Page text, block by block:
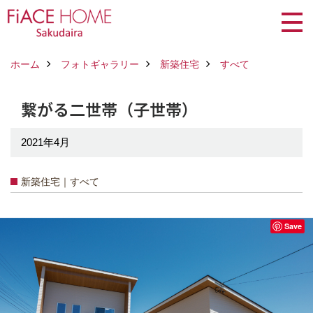
ホーム フォトギャラリー 新築住宅 すべて
繋がる二世帯（子世帯）
2021年4月
新築住宅｜すべて
Save